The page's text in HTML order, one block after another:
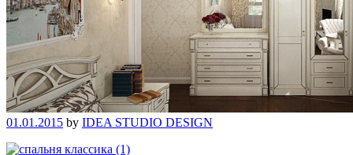
01.01.2015 by IDEA STUDIO DESIGN